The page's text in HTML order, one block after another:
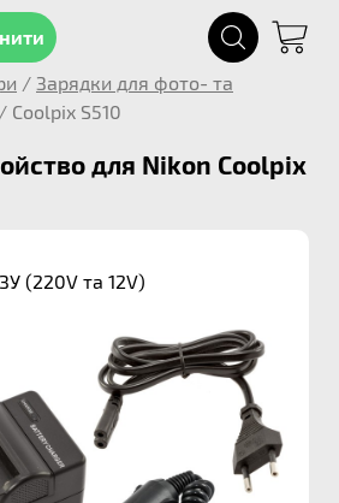
/ Зарядки для фото- та
/ Coolpix S510
для Nikon Coolpix
(220V та 12V)